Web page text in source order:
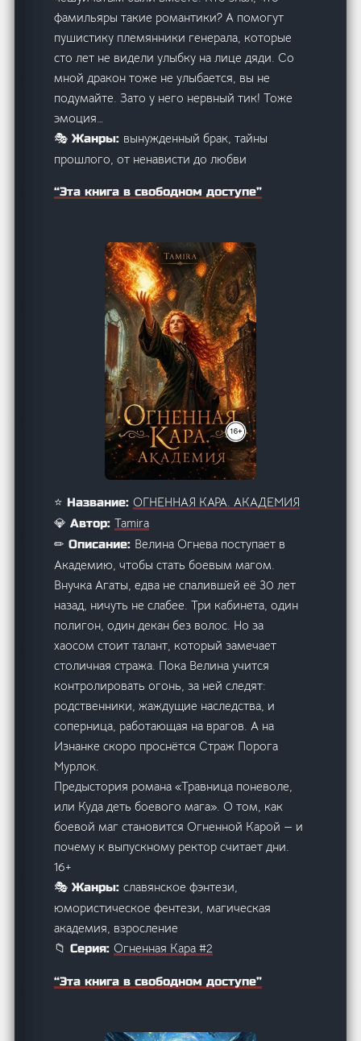
фамильяры такие романтики? А помогут
пушистику племянники генерала, которые
сто лет не видели улыбку на лице дяди. Со
мной дракон тоже не улыбается, вы не
подумайте. Зато у него нервный тик! Тоже
эмоция…
🎭 Жанры: вынужденный брак, тайны
прошлого, от ненависти до любви
“Эта книга в свободном доступе”
⭐ Название:ОГНЕННАЯ КАРА. АКАДЕМИЯ
💎 Автор:Tamira
✏ Описание: Велина Огнева поступает в
Академию, чтобы стать боевым магом.
Внучка Агаты, едва не спалившей её 30 лет
назад, ничуть не слабее. Три кабинета, один
полигон, один декан без волос. Но за
хаосом стоит талант, который замечает
столичная стража. Пока Велина учится
контролировать огонь, за ней следят:
родственники, жаждущие наследства, и
соперница, работающая на врагов. А на
Изнанке скоро проснётся Страж Порога
Мурлок.
Предыстория романа «Травница поневоле,
или Куда деть боевого мага». О том, как
боевой маг становится Огненной Карой — и
почему к выпускному ректор считает дни.
16+
🎭 Жанры:славянское фэнтези,
юмористическое фентези, магическая
академия, взросление
📁 Серия:Огненная Кара #2
“Эта книга в свободном доступе”